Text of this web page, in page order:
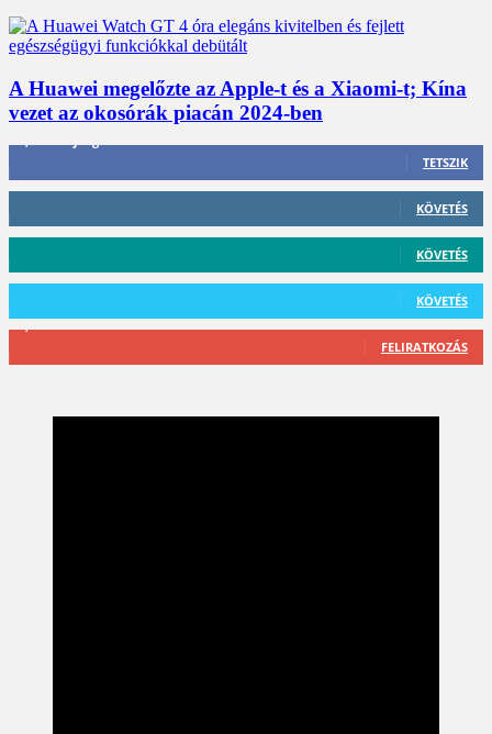
A Huawei megelőzte az Apple-t és a Xiaomi-t; Kína
vezet az okosórák piacán 2024-ben
TETSZIK
KÖVETÉS
KÖVETÉS
KÖVETÉS
FELIRATKOZÁS